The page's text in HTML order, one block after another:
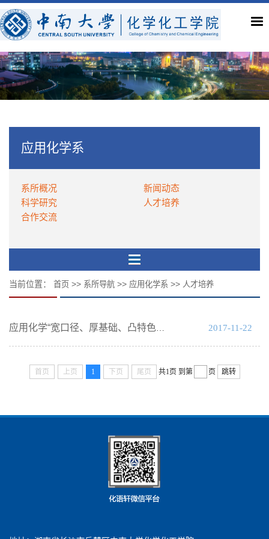
应用化学系
系所概况
新闻动态
科学研究
人才培养
合作交流
当前位置： 首页 >> 系所导航 >> 应用化学系 >> 人才培养
2017-11-22
首页 上页 1 下页 尾页 共1页 到第 页 跳转